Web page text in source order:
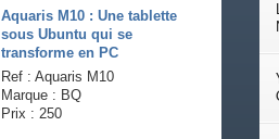
Aquaris M10 : Une tablette
sous Ubuntu qui se
transforme en PC
Ref : Aquaris M10
Marque : BQ
Prix : 250